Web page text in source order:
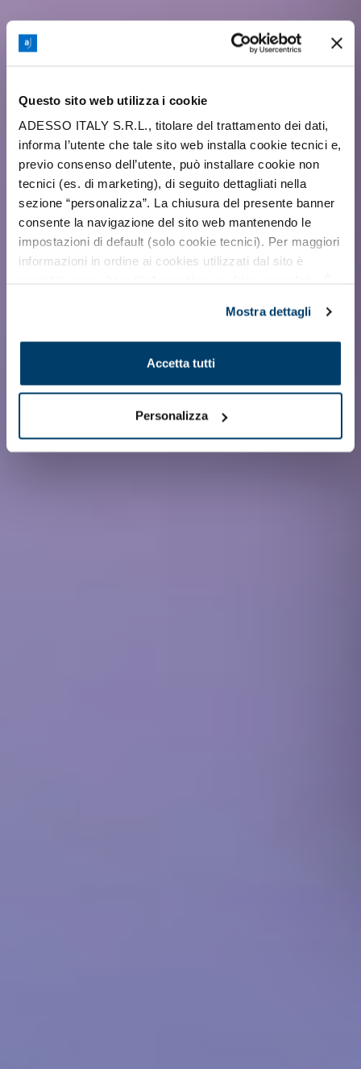
Questo sito web utilizza i cookie
ADESSO ITALY S.R.L., titolare del trattamento dei dati,
informa l’utente che tale sito web installa cookie tecnici e,
previo consenso dell’utente, può installare cookie non
tecnici (es. di marketing), di seguito dettagliati nella
sezione “personalizza”. La chiusura del presente banner
consente la navigazione del sito web mantenendo le
impostazioni di default (solo cookie tecnici). Per maggiori
informazioni in ordine ai cookies utilizzati dal sito è
seguito mediante il pulsante presente a sinistra in basso,
della pagina web.
Mostra dettagli
Accetta tutti
Personalizza